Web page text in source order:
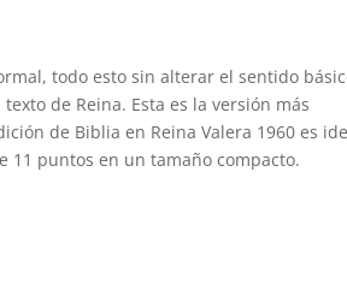
todo esto sin alterar el sentido
de Reina.​ Esta es la versión más
de Biblia en Reina Valera 1960 es
11 puntos en un tamaño compacto.